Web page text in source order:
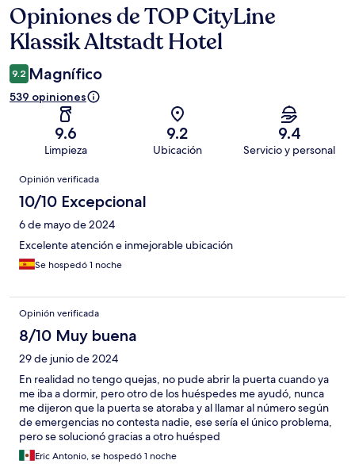
Opiniones
Opiniones de TOP CityLine
Klassik Altstadt Hotel
9.2 Magnífico
539 opiniones
9.6
Limpieza
9.2
Ubicación
9.4
Servicio y personal
Opiniones
Opinión verificada
10/10 Excepcional
6 de mayo de 2024
Excelente atención e inmejorable ubicación
Se hospedó 1 noche
Opinión verificada
8/10 Muy buena
29 de junio de 2024
En realidad no tengo quejas, no pude abrir la puerta cuando ya
me iba a dormir, pero otro de los huéspedes me ayudó, nunca
me dijeron que la puerta se atoraba y al llamar al número según
de emergencias no contesta nadie, ese sería el único problema,
pero se solucionó gracias a otro huésped
Eric Antonio, se hospedó 1 noche